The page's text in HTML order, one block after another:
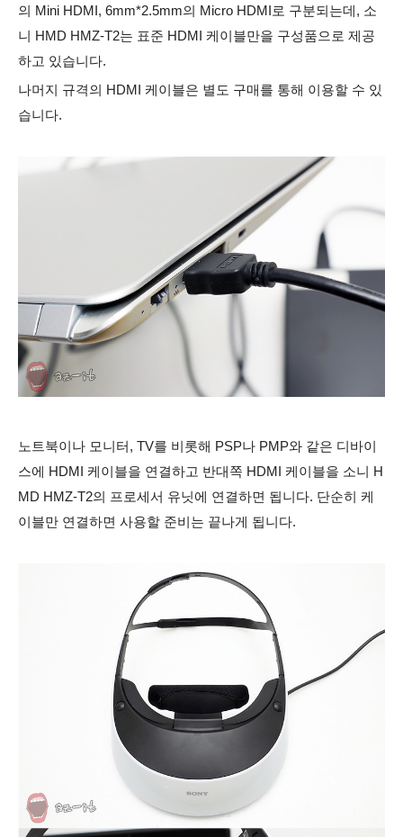
의 Mini HDMI, 6mm*2.5mm의 Micro HDMI로 구분되는데, 소
니 HMD HMZ-T2는 표준 HDMI 케이블만을 구성품으로 제공
하고 있습니다.
나머지 규격의 HDMI 케이블은 별도 구매를 통해 이용할 수 있
습니다.
노트북이나 모니터, TV를 비롯해 PSP나 PMP와 같은 디바이
스에 HDMI 케이블을 연결하고 반대쪽 HDMI 케이블을 소니 H
MD HMZ-T2의 프로세서 유닛에 연결하면 됩니다. 단순히 케
이블만 연결하면 사용할 준비는 끝나게 됩니다.